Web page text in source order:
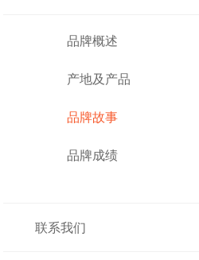
品牌概述
产地及产品
品牌故事
品牌成绩
联系我们